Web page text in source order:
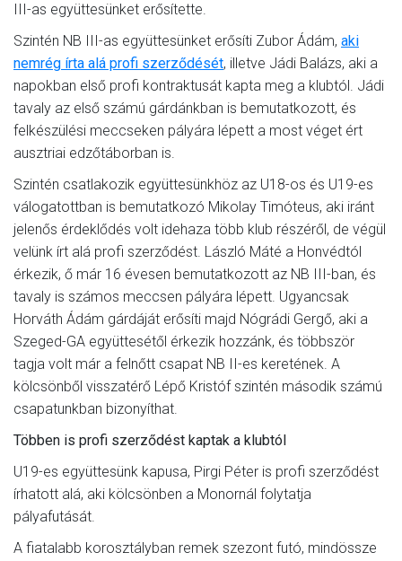
III-as együttesünket erősítette.
Szintén NB III-as együttesünket erősíti Zubor Ádám, aki
nemrég írta alá profi szerződését, illetve Jádi Balázs, aki a
napokban első profi kontraktusát kapta meg a klubtól. Jádi
tavaly az első számú gárdánkban is bemutatkozott, és
felkészülési meccseken pályára lépett a most véget ért
ausztriai edzőtáborban is.
Szintén csatlakozik együttesünkhöz az U18-os és U19-es
válogatottban is bemutatkozó Mikolay Timóteus, aki iránt
jelenős érdeklődés volt idehaza több klub részéről, de végül
velünk írt alá profi szerződést. László Máté a Honvédtól
érkezik, ő már 16 évesen bemutatkozott az NB III-ban, és
tavaly is számos meccsen pályára lépett. Ugyancsak
Horváth Ádám gárdáját erősíti majd Nógrádi Gergő, aki a
Szeged-GA együttesétől érkezik hozzánk, és többször
tagja volt már a felnőtt csapat NB II-es keretének. A
kölcsönből visszatérő Lépő Kristóf szintén második számú
csapatunkban bizonyíthat.
Többen is profi szerződést kaptak a klubtól
U19-es együttesünk kapusa, Pirgi Péter is profi szerződést
írhatott alá, aki kölcsönben a Monornál folytatja
pályafutását.
A fiatalabb korosztályban remek szezont futó, mindössze